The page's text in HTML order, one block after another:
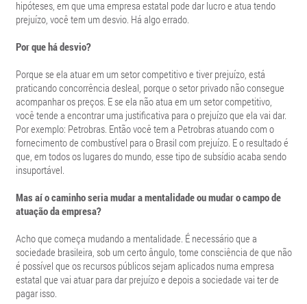
hipóteses, em que uma empresa estatal pode dar lucro e atua tendo
prejuízo, você tem um desvio. Há algo errado.
Por que há desvio?
Porque se ela atuar em um setor competitivo e tiver prejuízo, está
praticando concorrência desleal, porque o setor privado não consegue
acompanhar os preços. E se ela não atua em um setor competitivo,
você tende a encontrar uma justificativa para o prejuízo que ela vai dar.
Por exemplo: Petrobras. Então você tem a Petrobras atuando com o
fornecimento de combustível para o Brasil com prejuízo. E o resultado é
que, em todos os lugares do mundo, esse tipo de subsídio acaba sendo
insuportável.
Mas aí o caminho seria mudar a mentalidade ou mudar o campo de
atuação da empresa?
Acho que começa mudando a mentalidade. É necessário que a
sociedade brasileira, sob um certo ângulo, tome consciência de que não
é possível que os recursos públicos sejam aplicados numa empresa
estatal que vai atuar para dar prejuízo e depois a sociedade vai ter de
pagar isso.